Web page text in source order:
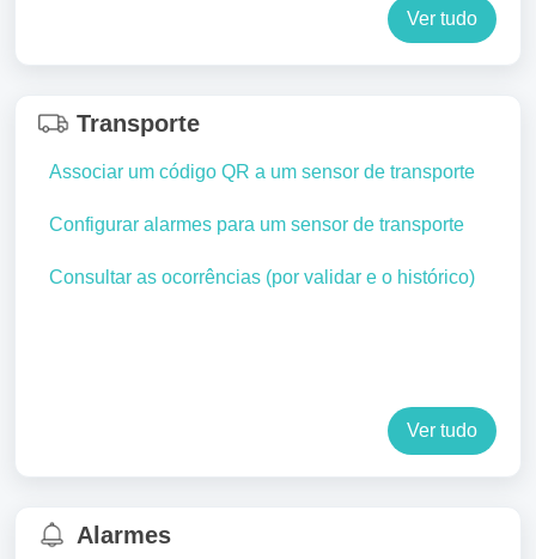
Ver tudo
Transporte
Associar um código QR a um sensor de transporte
Configurar alarmes para um sensor de transporte
Consultar as ocorrências (por validar e o histórico)
Ver tudo
Alarmes